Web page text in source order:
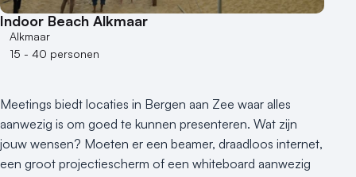
Indoor Beach Alkmaar
Alkmaar
15 - 40 personen
Meetings biedt locaties in Bergen aan Zee waar alles
aanwezig is om goed te kunnen presenteren. Wat zijn
jouw wensen? Moeten er een beamer, draadloos internet,
een groot projectiescherm of een whiteboard aanwezig